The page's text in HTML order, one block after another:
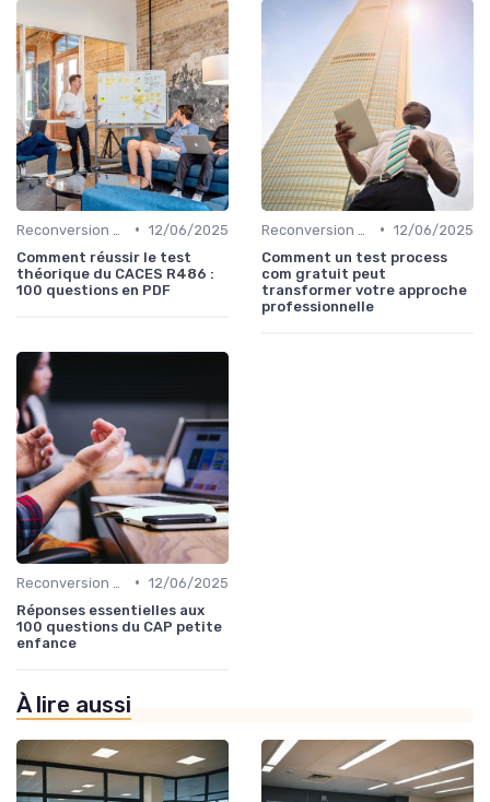
• 12/06/2025
Comment réussir le test
théorique du CACES R486 :
100 questions en PDF
• 12/06/2025
Comment un test process
com gratuit peut
transformer votre approche
professionnelle
• 12/06/2025
Réponses essentielles aux
100 questions du CAP petite
enfance
À lire aussi